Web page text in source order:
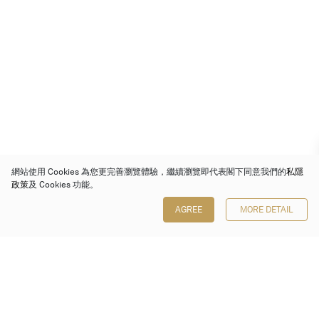
網站使用 Cookies 為您更完善瀏覽體驗，繼續瀏覽即代表閣下同意我們的私隱
政策及 Cookies 功能。
AGREE MORE DETAIL